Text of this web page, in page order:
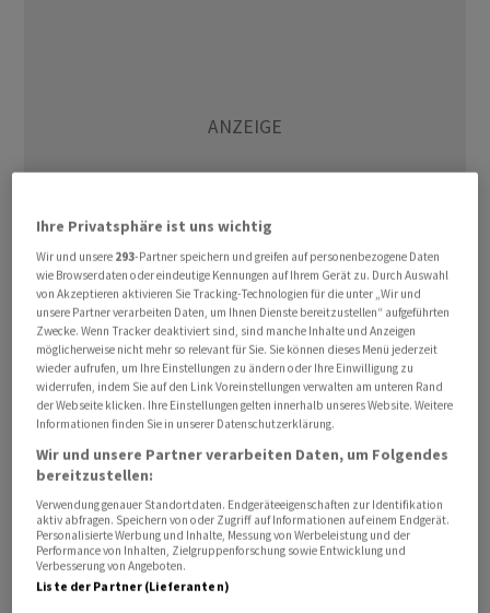
"Gegen 04.00 Uhr morgens Moskauer Zeit hat das Kiewer
Regime einen weiteren Terroranschlag mit einem
unbemannten Luftfahrzeug auf Objekte in Moskau und
der Region Moskau verübt", teilte das
Verteidigungsministerium am Freitag mit. Verletzte
habe es nicht gegeben.
Ein Reuters-Mitarbeiter berichtete, er habe eine starke
Explosion gehört. Auf Bildern ist zu sehen, wie Arbeiter
und Rettungskräfte das Dach des nicht bewohnten
Gebäudes untersuchen.
Ihre Privatsphäre ist uns wichtig
Wir und unsere 293-Partner speichern und greifen auf personenbezogene Daten
wie Browserdaten oder eindeutige Kennungen auf Ihrem Gerät zu. Durch Auswahl
von Akzeptieren aktivieren Sie Tracking-Technologien für die unter „Wir und
unsere Partner verarbeiten Daten, um Ihnen Dienste bereitzustellen“ aufgeführten
Zwecke. Wenn Tracker deaktiviert sind, sind manche Inhalte und Anzeigen
möglicherweise nicht mehr so relevant für Sie. Sie können dieses Menü jederzeit
wieder aufrufen, um Ihre Einstellungen zu ändern oder Ihre Einwilligung zu
widerrufen, indem Sie auf den Link Voreinstellungen verwalten am unteren Rand
der Webseite klicken. Ihre Einstellungen gelten innerhalb unseres Website. Weitere
Informationen finden Sie in unserer Datenschutzerklärung.
Wir und unsere Partner verarbeiten Daten, um Folgendes
bereitzustellen:
Verwendung genauer Standortdaten. Endgeräteeigenschaften zur Identifikation
aktiv abfragen. Speichern von oder Zugriff auf Informationen auf einem Endgerät.
Personalisierte Werbung und Inhalte, Messung von Werbeleistung und der
Performance von Inhalten, Zielgruppenforschung sowie Entwicklung und
Verbesserung von Angeboten.
Liste der Partner (Lieferanten)